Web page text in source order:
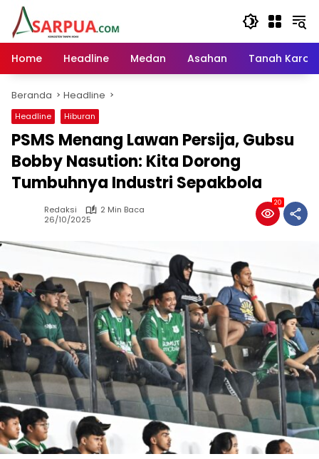
Langsung
konten
Home
Headline Medan Asahan Tanah Karo
Beranda Headline
Headline Hiburan
PSMS Menang Lawan Persija, Gubsu
Bobby Nasution: Kita Dorong
Tumbuhnya Industri Sepakbola
Redaksi
2 Min Baca
26/10/2025
20